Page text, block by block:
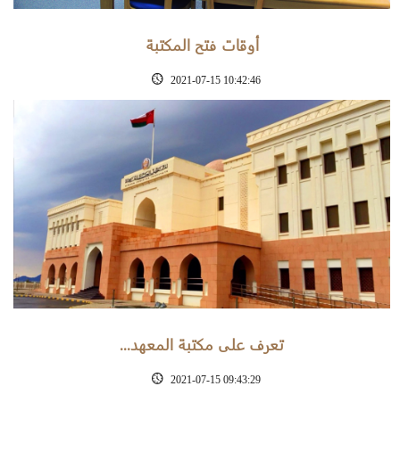
أوقات فتح المكتبة
2021-07-15 10:42:46
تعرف على مكتبة المعهد...
2021-07-15 09:43:29